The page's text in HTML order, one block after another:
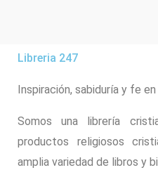
Libreria 247
Inspiración, sabiduría y fe
Somos una librería
productos religiosos
amplia variedad de libros y